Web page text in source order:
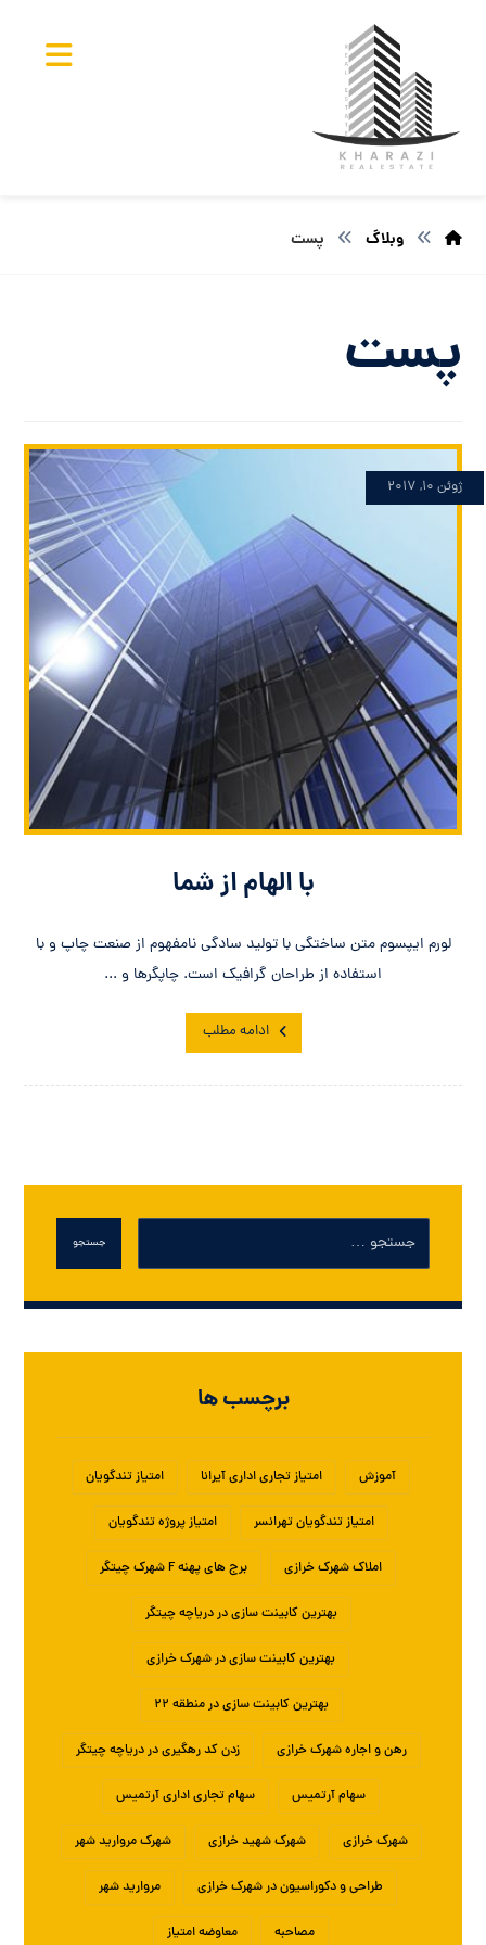
وبلاگ پست
پست
با الهام از شما
ژوئن ۱۰, ۲۰۱۷
لورم ایپسوم متن ساختگی با تولید سادگی نامفهوم از صنعت چاپ و با
استفاده از طراحان گرافیک است. چاپگرها و ...
ادامه مطلب
جستجو
برچسب ها
آموزش امتیاز تجاری اداری آیرانا امتیاز تندگویان
امتیاز تندگویان تهرانسر امتیاز پروژه تندگویان
املاک شهرک خرازی برج های پهنه F شهرک چیتگر
بهترین کابینت سازی در دریاچه چیتگر
بهترین کابینت سازی در شهرک خرازی
بهترین کابینت سازی در منطقه ۲۲
رهن و اجاره شهرک خرازی زدن کد رهگیری در دریاچه چیتگر
سهام آرتمیس سهام تجاری اداری آرتمیس
شهرک خرازی شهرک شهید خرازی شهرک مروارید شهر
طراحی و دکوراسیون در شهرک خرازی مروارید شهر
مصاحبه معاوضه امتیاز